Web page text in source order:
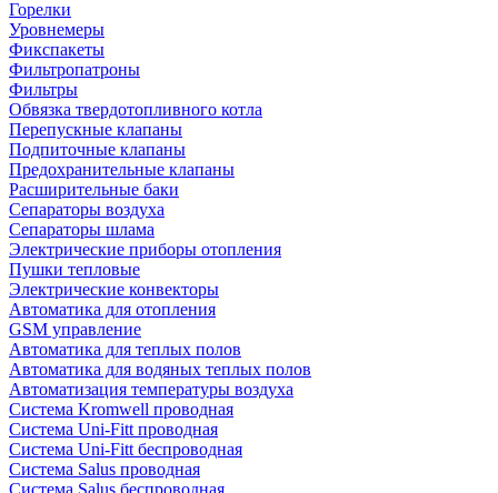
Горелки
Уровнемеры
Фикспакеты
Фильтропатроны
Фильтры
Обвязка твердотопливного котла
Перепускные клапаны
Подпиточные клапаны
Предохранительные клапаны
Расширительные баки
Сепараторы воздуха
Сепараторы шлама
Электрические приборы отопления
Пушки тепловые
Электрические конвекторы
Автоматика для отопления
GSM управление
Автоматика для теплых полов
Автоматика для водяных теплых полов
Автоматизация температуры воздуха
Система Kromwell проводная
Система Uni-Fitt проводная
Система Uni-Fitt беспроводная
Система Salus проводная
Система Salus беспроводная